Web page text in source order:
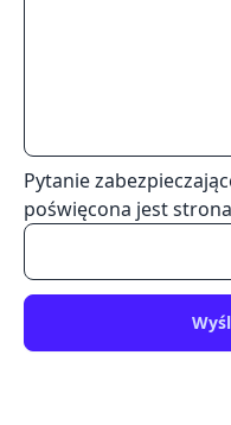
Pytanie
poświęcona jest